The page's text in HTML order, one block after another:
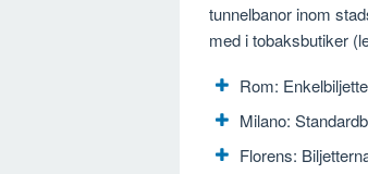
tunnelbanor inom
med i tobaksbutiker
Rom:
Milano:
Florens: